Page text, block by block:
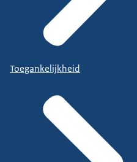
Toegankelijkheid